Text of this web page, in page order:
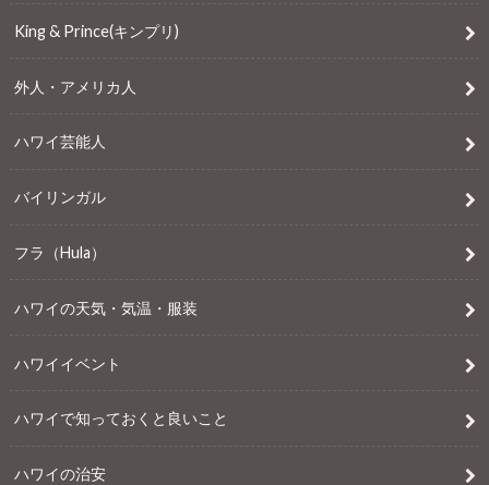
King & Prince(キンプリ)
外人・アメリカ人
ハワイ芸能人
バイリンガル
フラ（Hula）
ハワイの天気・気温・服装
ハワイイベント
ハワイで知っておくと良いこと
ハワイの治安